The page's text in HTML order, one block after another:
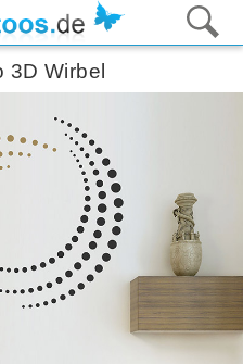
3D Wirbel